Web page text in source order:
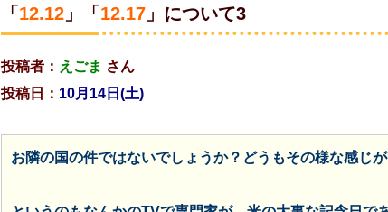
「 12.12 」「 12.17 」について3
投稿者： えごま さん
投稿日： 10月14日(土)
お隣の国の件ではないでしょうか？どうもその様な感じ